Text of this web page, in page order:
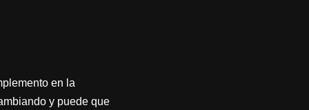
en la
y puede que